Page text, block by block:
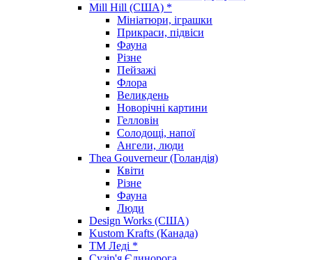
Mill Hill (США) *
Мініатюри, іграшки
Прикраси, підвіси
Фауна
Різне
Пейзажі
Флора
Великдень
Новорічні картини
Гелловін
Солодощі, напої
Ангели, люди
Thea Gouverneur (Голандія)
Квіти
Різне
Фауна
Люди
Design Works (США)
Kustom Krafts (Канада)
ТМ Леді *